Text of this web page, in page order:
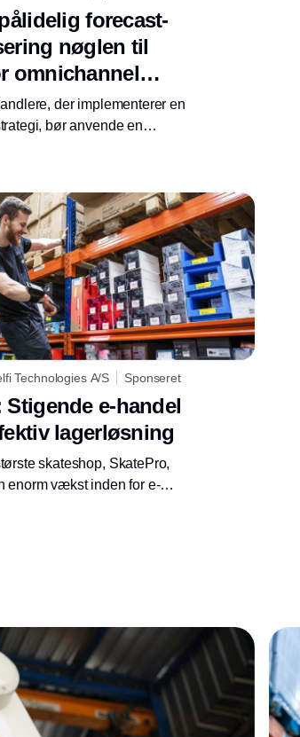
forecast-
nøglen til
omnichannel
der implementerer en
bør anvende en
forecasts.
Technologies A/S Sponseret
Stigende e-handel
lagerløsning
skateshop, SkatePro,
enorm vækst inden for e-